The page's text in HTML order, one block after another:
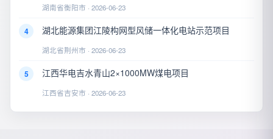
湖南省衡阳市 · 2026-06-23
4 湖北能源集团江陵构网型风储一体化电站示范项目
湖北省荆州市 · 2026-06-23
5 江西华电吉水青山2×1000MW煤电项目
江西省吉安市 · 2026-06-23